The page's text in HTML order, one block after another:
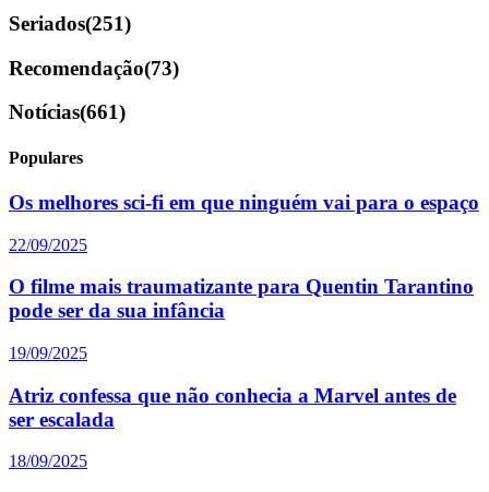
Seriados(251)
Recomendação(73)
Notícias(661)
Populares
Os melhores sci-fi em que ninguém vai para o espaço
22/09/2025
O filme mais traumatizante para Quentin Tarantino
pode ser da sua infância
19/09/2025
Atriz confessa que não conhecia a Marvel antes de
ser escalada
18/09/2025